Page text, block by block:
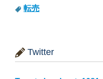
転売
Twitter